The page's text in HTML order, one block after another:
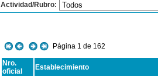
Actividad/Rubro:
Página 1 de 162
Nro.
oficial
Establecimiento